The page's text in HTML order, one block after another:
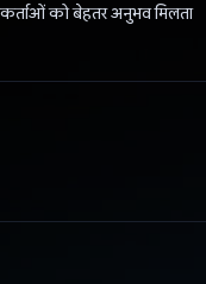
को बेहतर अनुभव मिलता